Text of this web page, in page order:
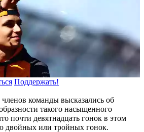
Поддержать!
команды высказались об
такого насыщенного
почти девятнадцать гонок в этом
двойных или тройных гонок.